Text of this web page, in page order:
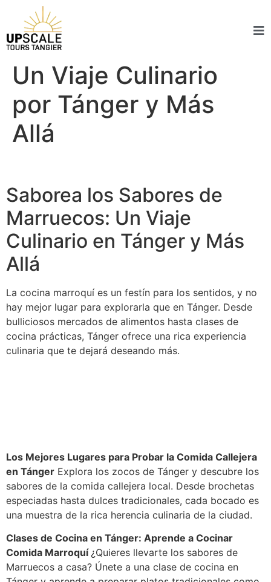
Un Viaje Culinario
por Tánger y Más
Allá
Saborea los Sabores de
Marruecos: Un Viaje
Culinario en Tánger y Más
Allá
La cocina marroquí es un festín para los sentidos, y no
hay mejor lugar para explorarla que en Tánger. Desde
bulliciosos mercados de alimentos hasta clases de
cocina prácticas, Tánger ofrece una rica experiencia
culinaria que te dejará deseando más.
Los Mejores Lugares para Probar la Comida Callejera
en Tánger Explora los zocos de Tánger y descubre los
sabores de la comida callejera local. Desde brochetas
especiadas hasta dulces tradicionales, cada bocado es
una muestra de la rica herencia culinaria de la ciudad.
Clases de Cocina en Tánger: Aprende a Cocinar
Comida Marroquí ¿Quieres llevarte los sabores de
Marruecos a casa? Únete a una clase de cocina en